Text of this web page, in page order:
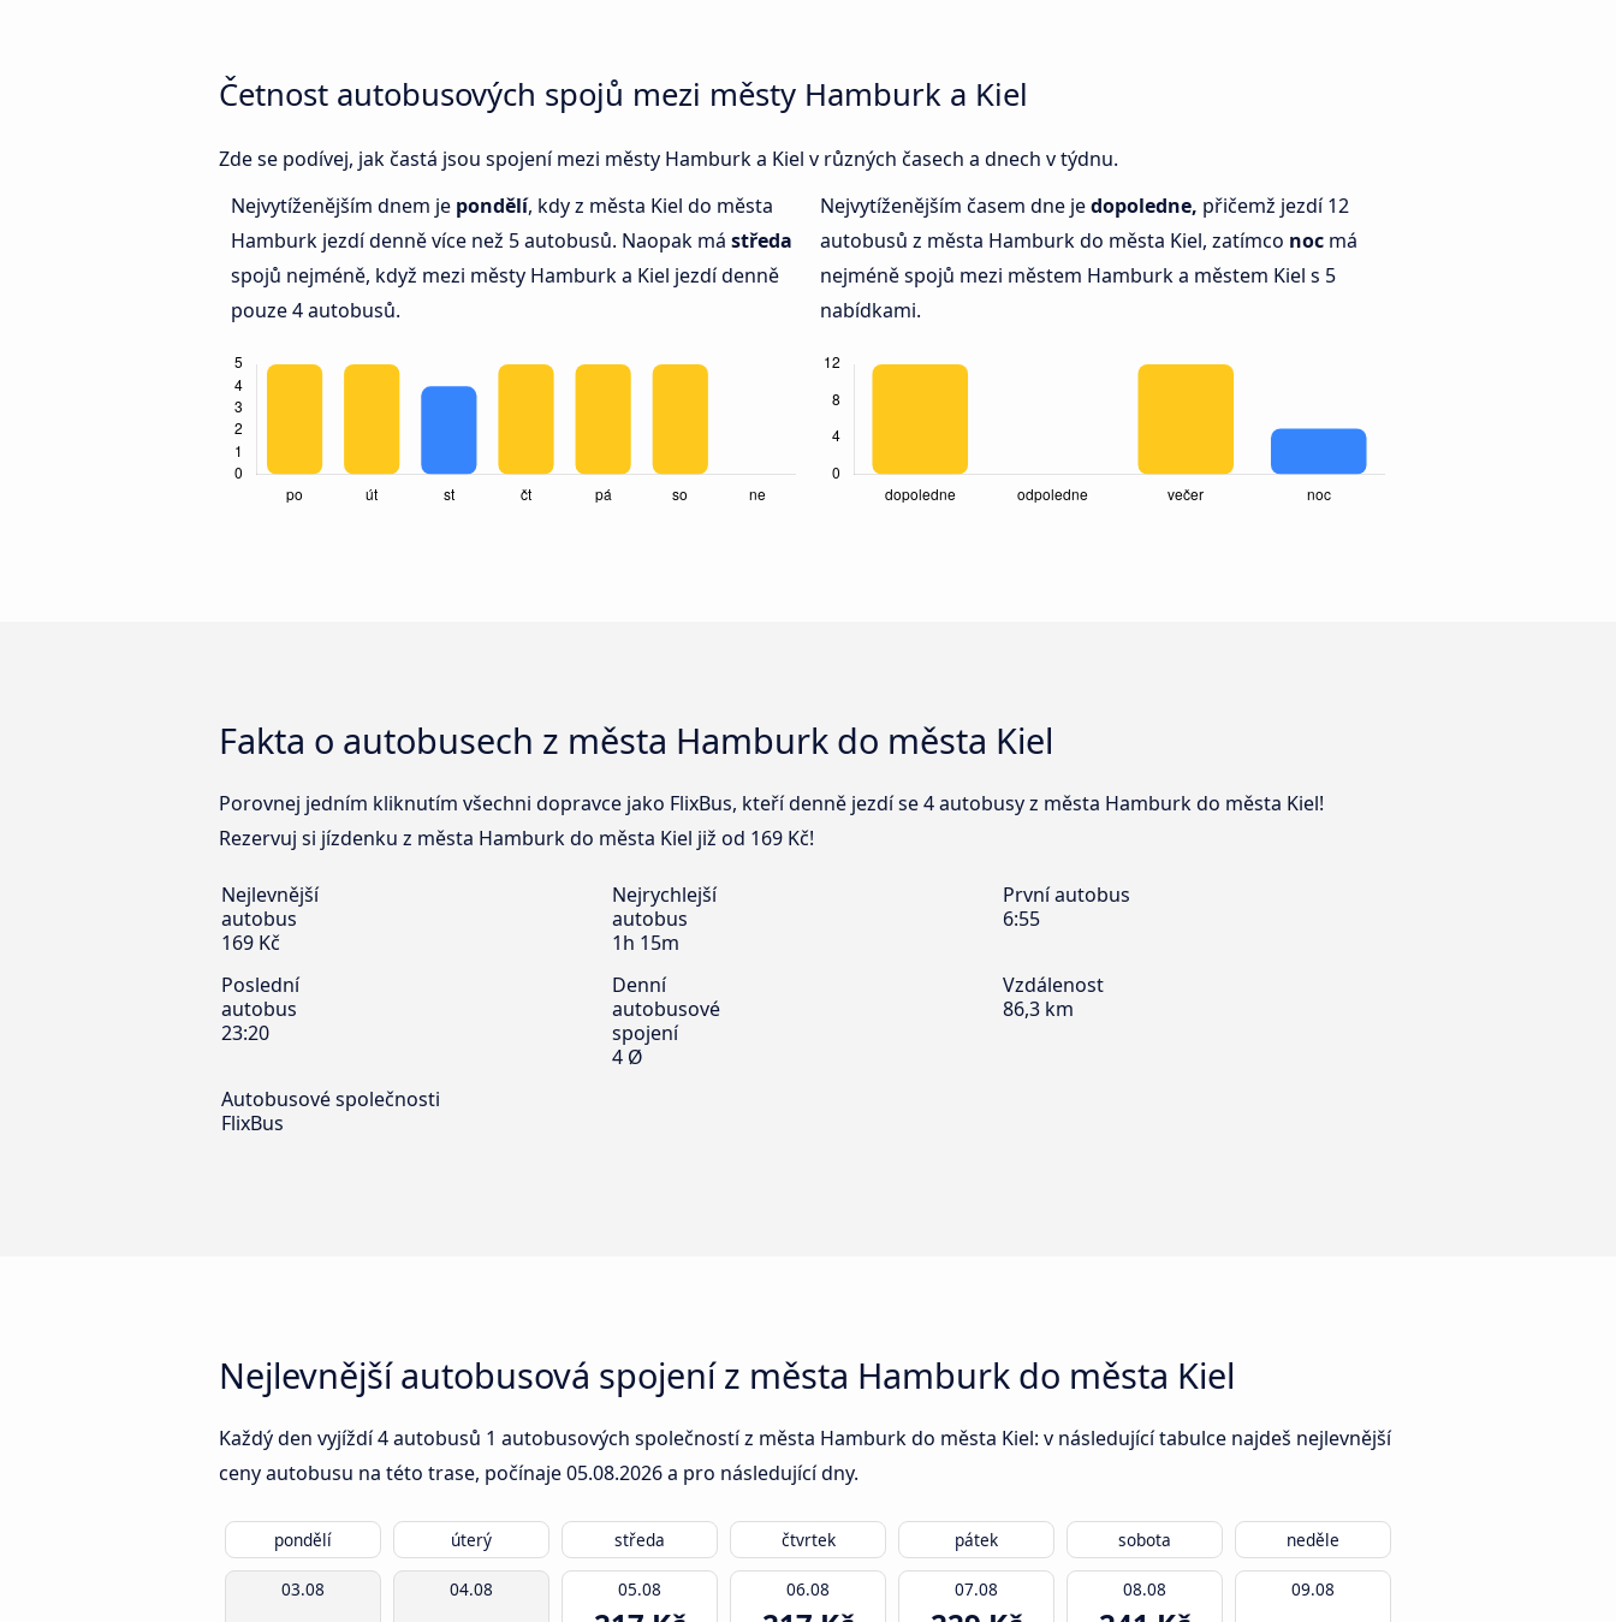
Četnost autobusových spojů mezi městy Hamburk a Kiel
Zde se podívej, jak častá jsou spojení mezi městy Hamburk a Kiel v různých časech a dnech v týdnu.
Nejvytíženějším dnem je pondělí, kdy z města Kiel do města
Hamburk jezdí denně více než 5 autobusů. Naopak má středa
spojů nejméně, když mezi městy Hamburk a Kiel jezdí denně
pouze 4 autobusů.
Nejvytíženějším časem dne jedopoledne, přičemž jezdí 12
autobusů z města Hamburk do města Kiel, zatímco noc má
nejméně spojů mezi městem Hamburk a městem Kiel s 5
nabídkami.
Fakta o autobusech z města Hamburk do města Kiel
Porovnej jedním kliknutím všechni dopravce jako FlixBus, kteří denně jezdí se 4 autobusy z města Hamburk do města Kiel!
Rezervuj si jízdenku z města Hamburk do města Kiel již od 169 Kč!
Nejlevnější
autobus
169 Kč
Nejrychlejší
autobus
1h 15m
První autobus
6:55
Poslední
autobus
23:20
Denní
autobusové
spojení
4 Ø
Vzdálenost
86,3 km
Autobusové společnosti
FlixBus
Nejlevnější autobusová spojení z města Hamburk do města Kiel
Každý den vyjíždí 4 autobusů 1 autobusových společností z města Hamburk do města Kiel: v následující tabulce najdeš nejlevnější
ceny autobusu na této trase, počínaje05.08.2026a pro následující dny.
pondělí úterý středa čtvrtek pátek sobota neděle
03.08 04.08 05.08 06.08 07.08 08.08 09.08